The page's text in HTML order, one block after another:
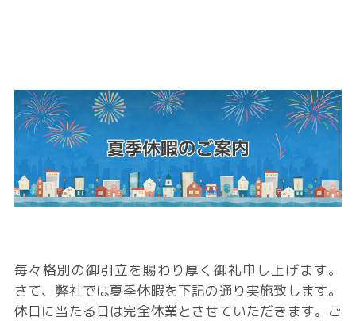
毎々格別の御引立を賜わり厚く御礼申し上げます。
さて、弊社では夏季休暇を下記の通り実施致します。
休日に当たる日は完全休業とさせていただきます。ご